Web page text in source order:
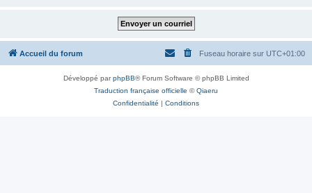
Accueil du forum Fuseau horaire sur UTC+01:00
Développé parphpBB® Forum Software © phpBB Limited
Traduction française officielle ©Qiaeru
Confidentialité | Conditions